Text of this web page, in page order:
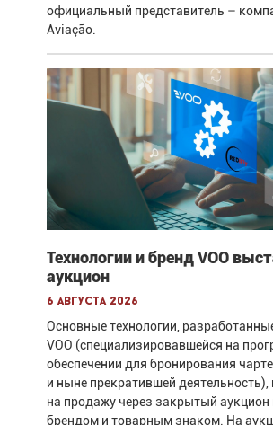
официальный представитель –
Aviação.
Технологии и бренд VOO
аукцион
6 августа 2026
Основные технологии,
VOO (специализировавшейся на
обеспечении для бронирования
и ныне прекратившей
на продажу через закрытый аукцион
брендом и товарным знаком. На